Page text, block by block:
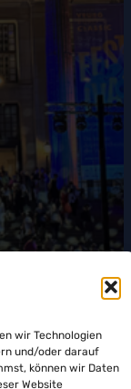
wir Technologien
und/oder darauf
können wir Daten
Website